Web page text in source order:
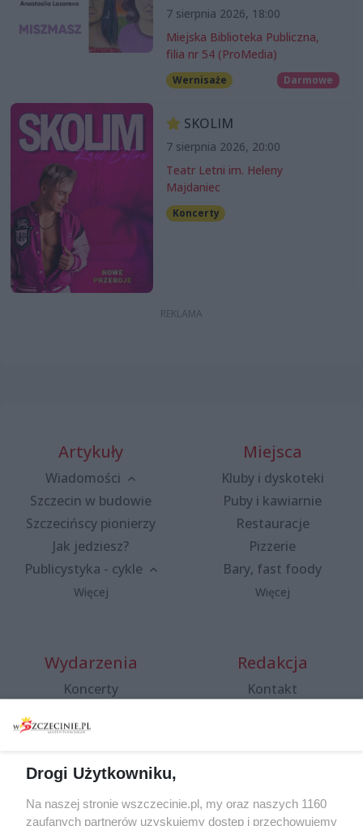
7 sierpnia 2026, 18:00
Miejska Biblioteka Publiczna,
filia nr 54 (ProMedia)
Wernisaże Darmowe
SKOLIM
7 sierpnia 2026, 20:00
Teatr Letni im. Heleny
Majdaniec
Koncerty
Artykuły
Wiadomości
Szczecin w budowie
Szczecińscy pionierzy
Jak jedziesz?
Publicystyka - cykle
Więcej
Miejsca
Kluby i dyskoteki
Puby i kawiarnie
Restauracje
Pizzerie
Bary, fast foody
Więcej
Wydarzenia
Koncerty
Spacery i oprowadzania
targi
Wernisaże
Więcej
Redakcja
Kontakt
Specjalny koncert z okazji
20. urodzin portalu
Drogi Użytkowniku,
Na naszej stronie wszczecinie.pl, my oraz naszych 1160
zaufanych partnerów uzyskujemy dostęp i przechowujemy